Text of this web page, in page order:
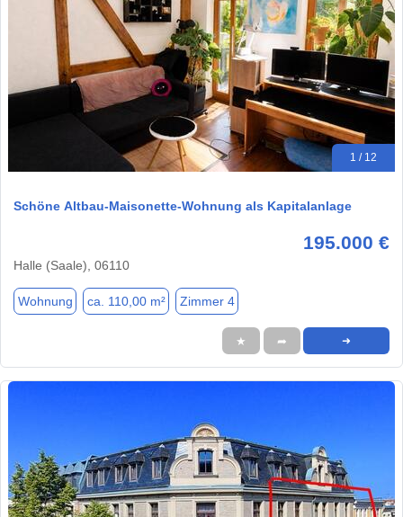
1 / 12
Schöne Altbau-Maisonette-Wohnung als Kapitalanlage
195.000 €
Halle (Saale), 06110
Wohnung ca. 110,00 m² Zimmer 4
★ ➦ ➜